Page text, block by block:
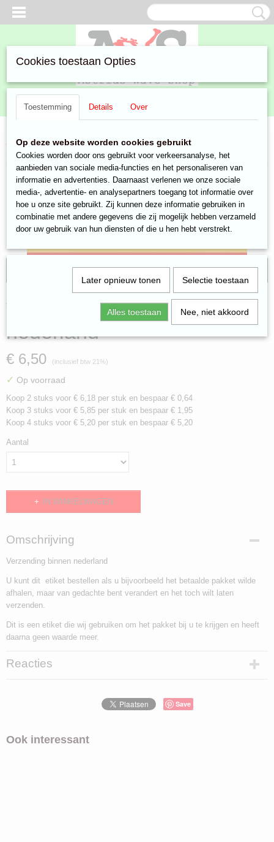
Inloggen Registreren
Home >Aanbiedingen>Marktkraam>verzenden ipv afhalen
verzending binnen nederland
gratis verzending
verzending binnen
nederland
€ 6,50 (inclusief btw 21%)
✓ Op voorraad
Koop 2 stuks voor € 6,18 per stuk en bespaar € 0,64
Koop 3 stuks voor € 5,85 per stuk en bespaar € 1,95
Koop 4 stuks voor € 5,20 per stuk en bespaar € 5,20
Aantal
IN WINKELWAGEN
Omschrijving
Verzending binnen nederland
U kunt dit etiket bestellen als u bijvoorbeeld het betaalde pakket wilde
afhalen, maar van gedachte bent verandert en het toch wilt laten
verzenden.
Dit is een etiket die wij gebruiken om het pakket bij u te krijgen en heeft
daarna geen waarde meer.
Reacties
Save
Ook interessant
Cookies toestaan Opties
Toestemming Details Over
Op deze website worden cookies gebruikt
Cookies worden door ons gebruikt voor verkeersanalyse, het
aanbieden van sociale media-functies en het personaliseren van
informatie en advertenties. Daarnaast verlenen we onze sociale
media-, advertentie- en analysepartners toegang tot informatie over
hoe u onze site gebruikt. Zij kunnen deze informatie gebruiken in
combinatie met andere gegevens die zij mogelijk hebben verzameld
door uw gebruik van hun diensten of die u hen hebt verstrekt.
Later opnieuw tonen Selectie toestaan
Alles toestaan Nee, niet akkoord